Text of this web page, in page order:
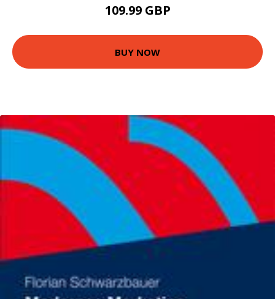
109.99 GBP
BUY NOW